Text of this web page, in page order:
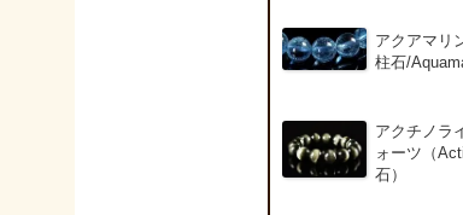
アクアマリ
柱石/
アクチノラ
ォーツ（
石）